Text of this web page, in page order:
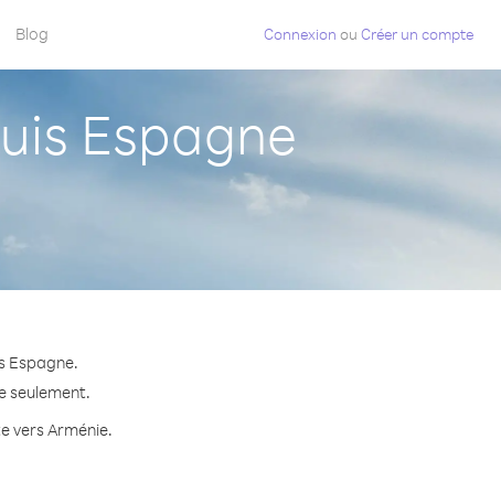
Blog Connexion ou Créer un compte
Espagne
Espagne.
seulement.
vers Arménie.